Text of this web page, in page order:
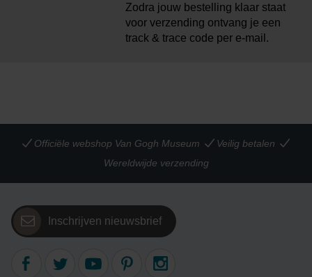
Zodra jouw bestelling klaar staat
voor verzending ontvang je een
track & trace code per e-mail.
Officiële webshop Van Gogh Museum
Veilig betalen
Wereldwijde verzending
Inschrijven nieuwsbrief